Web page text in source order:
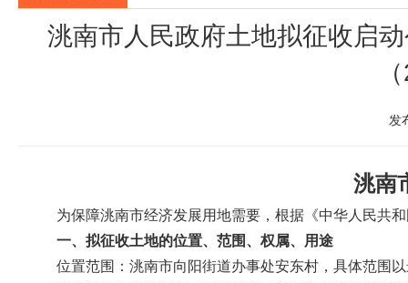
洮南市人民政府土地拟征收启
发
洮南
为保障洮南市经济发展用地需要，根据《中华人民共
一、拟征收土地的位置、范围、权属、用途
位置范围：洮南市向阳街道办事处安东村，具体范围